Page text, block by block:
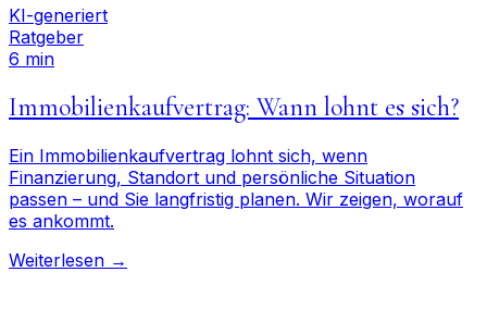
KI-generiert
Ratgeber
6 min
Immobilienkaufvertrag: Wann lohnt es sich?
Ein Immobilienkaufvertrag lohnt sich, wenn
Finanzierung, Standort und persönliche Situation
passen – und Sie langfristig planen. Wir zeigen, worauf
es ankommt.
Weiterlesen →